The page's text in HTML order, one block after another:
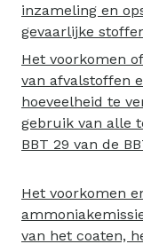
inzameling en
gevaarlijke
Het voorkomen
van afvalstoffen
hoeveelheid te
gebruik van alle
BBT 29 van de
Het voorkomen
van het coaten,